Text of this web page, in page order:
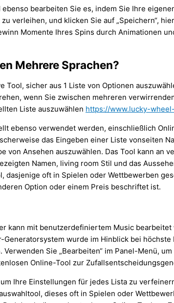
bearbeiten Sie es, indem Sie Ihre
verleihen, und klicken Sie auf „Speichern“,
Momente Ihres Spins durch Animationen
Mehrere Sprachen?
sicher aus 1 Liste von Optionen
wenn Sie zwischen mehreren
Liste auszuwählen https://www.lucky-
ebenso verwendet werden, einschließlich
das Eingeben einer Liste vonseiten
von Ansehen auszuwählen. Das Tool kann an
Namen, living room Stil und das
dasjenige oft in Spielen oder Wettbewerben
Option oder einem Preis beschriftet ist.
kann mit benutzerdefiniertem Music
wurde im Hinblick bei
Sie „Bearbeiten“ im Panel-Menü,
Online-Tool zur
Ihre Einstellungen für jedes Lista zu
dieses oft in Spielen oder